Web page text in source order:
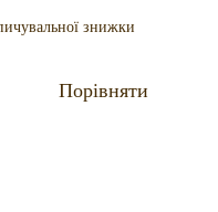
знижки
Порівняти